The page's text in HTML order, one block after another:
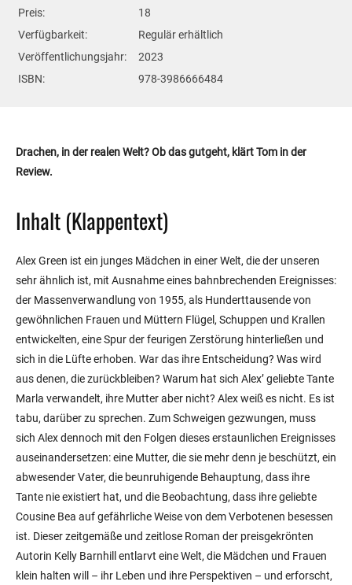
Preis:
18
Verfügbarkeit:
Regulär erhältlich
Veröffentlichungsjahr:
2023
ISBN:
978-3986666484
Drachen, in der realen Welt? Ob das gutgeht, klärt Tom in der
Review.
Inhalt (Klappentext)
Alex Green ist ein junges Mädchen in einer Welt, die der unseren
sehr ähnlich ist, mit Ausnahme eines bahnbrechenden Ereignisses:
der Massenverwandlung von 1955, als Hunderttausende von
gewöhnlichen Frauen und Müttern Flügel, Schuppen und Krallen
entwickelten, eine Spur der feurigen Zerstörung hinterließen und
sich in die Lüfte erhoben. War das ihre Entscheidung? Was wird
aus denen, die zurückbleiben? Warum hat sich Alex’ geliebte Tante
Marla verwandelt, ihre Mutter aber nicht? Alex weiß es nicht. Es ist
tabu, darüber zu sprechen. Zum Schweigen gezwungen, muss
sich Alex dennoch mit den Folgen dieses erstaunlichen Ereignisses
auseinandersetzen: eine Mutter, die sie mehr denn je beschützt, ein
abwesender Vater, die beunruhigende Behauptung, dass ihre
Tante nie existiert hat, und die Beobachtung, dass ihre geliebte
Cousine Bea auf gefährliche Weise von dem Verbotenen besessen
ist. Dieser zeitgemäße und zeitlose Roman der preisgekrönten
Autorin Kelly Barnhill entlarvt eine Welt, die Mädchen und Frauen
klein halten will – ihr Leben und ihre Perspektiven – und erforscht,